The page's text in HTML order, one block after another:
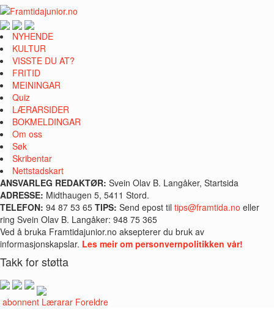
NYHENDE
KULTUR
VISSTE DU AT?
FRITID
MEININGAR
Quiz
LÆRARSIDER
BOKMELDINGAR
Om oss
Søk
Skribentar
Nettstadskart
ANSVARLEG REDAKTØR: Svein Olav B. Langåker, Startsida
ADRESSE: Midthaugen 5, 5411 Stord.
TELEFON: 94 87 53 65 TIPS: Send epost til tips@framtida.no eller
ring Svein Olav B. Langåker: 948 75 365
Ved å bruka Framtidajunior.no aksepterer du bruk av
informasjonskapslar. Les meir om personvernpolitikken vår!
Takk for støtta
abonnent Lærarar Foreldre